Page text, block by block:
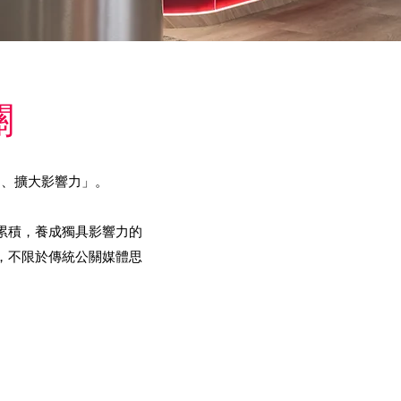
擴大影響力」。
積，養成獨具影響力的
不限於傳統公關媒體思